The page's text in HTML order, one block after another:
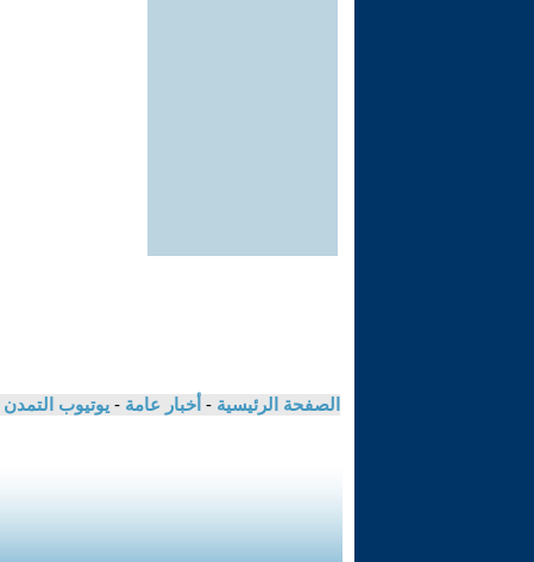
الصفحة الرئيسية - أخبار عامة - يوتيوب التمدن